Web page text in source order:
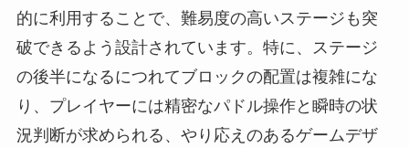
的に利用することで、難易度の高いステージも突
破できるよう設計されています。特に、ステージ
の後半になるにつれてブロックの配置は複雑にな
り、プレイヤーには精密なパドル操作と瞬時の状
況判断が求められる、やり応えのあるゲームデザ